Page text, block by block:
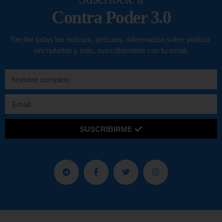
Contra Poder 3.0
Recibe todas las noticias, artículos, información sobre política,
enchufados y más, suscribiéndote con tu email.
SUSCRIBIRME